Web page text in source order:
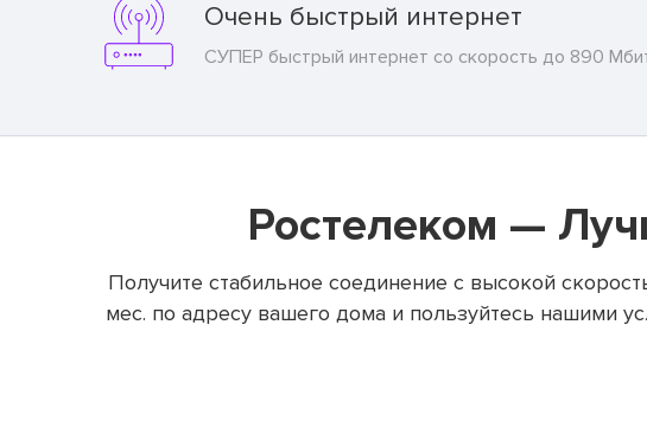
Очень быстрый интернет
СУПЕР быстрый интернет со скорость до 890
Ростелеком —
Получите стабильное соединение с высокой
мес. по адресу вашего дома и пользуйтесь нашими